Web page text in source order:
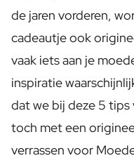
Gepersonaliseerde
Wijnpakket 2 x Wijn
Wijnpakket 3 x Wijn
Alcoholvrije Dranken
Gepersonaliseerd
Gepersonaliseerde
Gepersonaliseerde
Lifestyle
Drinksware
de jaren vorderen,
cadeautje ook
vaak iets aan je
inspiratie
dat we bij deze 5
toch met een
verrassen voor